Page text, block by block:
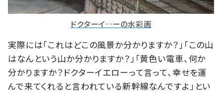
ドクターイ…ーの水彩画
実際には「これはどこの風景か分かりますか？」「この山
はなんという山か分かりますか？」「黄色い電車、何か
分かりますか？ドクターイエローって言って、幸せを運
んで来てくれると言われている新幹線なんですよ」とい